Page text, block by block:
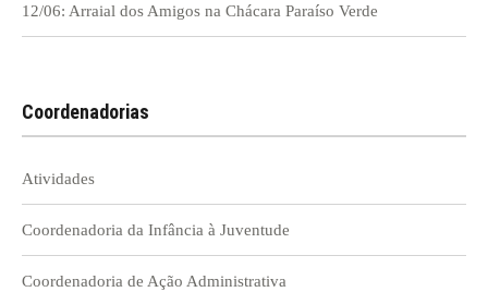
12/06: Arraial dos Amigos na Chácara Paraíso Verde
Coordenadorias
Atividades
Coordenadoria da Infância à Juventude
Coordenadoria de Ação Administrativa